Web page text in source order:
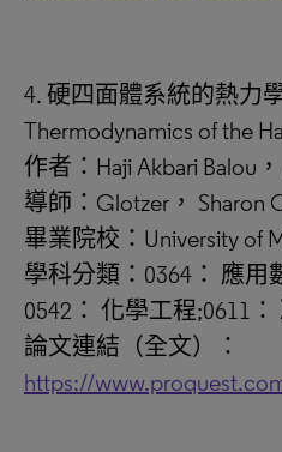
4. 硬四面體系統的熱力
Thermodynamics of the
作者：Haji Akbari Balou
導師：Glotzer， Sharon
畢業院校：University of
學科分類：0364： 應用
0542： 化學工程;0611
論文連結（全文）：
https://